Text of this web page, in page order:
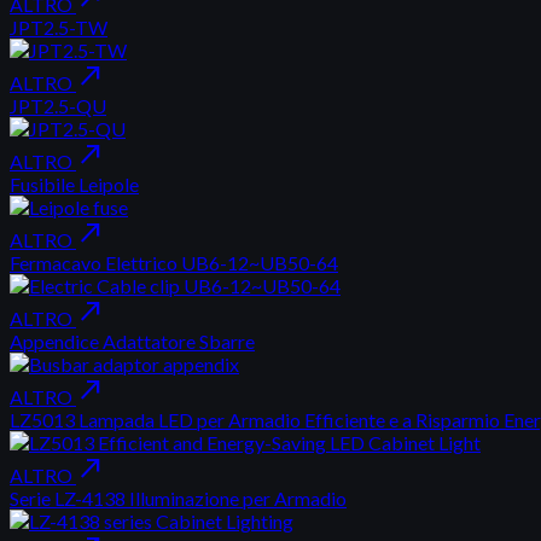
JPT2.5-TW
ALTRO north_east
JPT2.5-QU
ALTRO north_east
Fusibile Leipole
ALTRO north_east
Fermacavo Elettrico UB6-12~UB50-64
ALTRO north_east
Appendice Adattatore Sbarre
ALTRO north_east
LZ5013 Lampada LED per Armadio Efficiente e a Risparmio
ALTRO north_east
Serie LZ-4138 Illuminazione per Armadio